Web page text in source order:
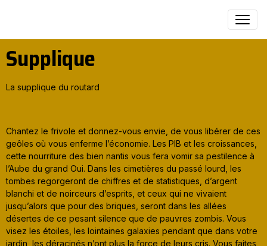
Supplique
La supplique du routard
Chantez le frivole et donnez-vous envie, de vous libérer de ces
geôles où vous enferme l’économie. Les PIB et les croissances,
cette nourriture des bien nantis vous fera vomir sa pestilence à
l’Aube du grand Oui. Dans les cimetières du passé lourd, les
tombes regorgeront de chiffres et de statistiques, d’argent
blanchi et de noirceurs d’esprits, et ceux qui ne vivaient
jusqu’alors que pour des briques, seront dans les allées
désertes de ce pesant silence que de pauvres zombis. Vous
visez les étoiles, les lointaines galaxies pendant que dans votre
jardin, les déracinés n’ont plus la force de leurs cris. Vous faites